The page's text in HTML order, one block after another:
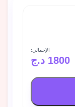
الإجمالي:
1800 د.ج